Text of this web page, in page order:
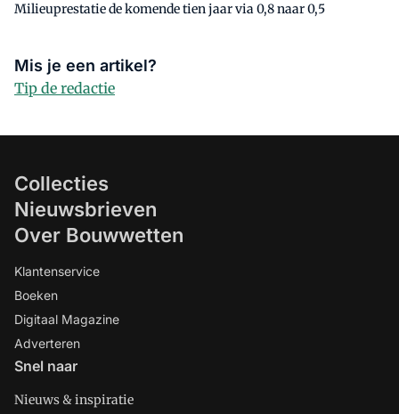
Milieuprestatie de komende tien jaar via 0,8 naar 0,5
Mis je een artikel?
Tip de redactie
Collecties
Nieuwsbrieven
Over Bouwwetten
Klantenservice
Boeken
Digitaal Magazine
Adverteren
Snel naar
Nieuws & inspiratie